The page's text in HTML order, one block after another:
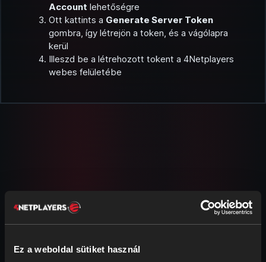
Ez a weboldal sütiket használ
Account lehetőségre
Ott kattints a Generate Server Token
gombra, így létrejön a token, és a vágólapra
kerül
Illeszd be a létrehozott tokent a 4Netplayers
webes felületébe
További cikkek ehhez: Don't
Starve Together